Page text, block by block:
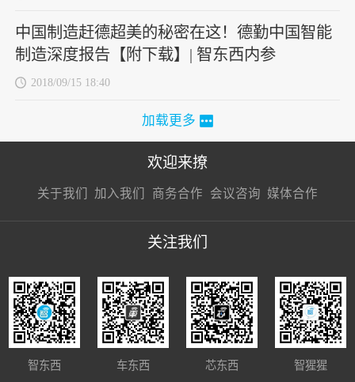
中国制造赶德超美的秘密在这！德勤中国智能
制造深度报告【附下载】| 智东西内参
2018/09/15 18:40
加载更多
欢迎来撩
关于我们 加入我们
接扔简历
商务合作
接开聊
会议咨询 媒体合作
接开聊
关注我们
智东西 车东西 芯东西 智猩猩